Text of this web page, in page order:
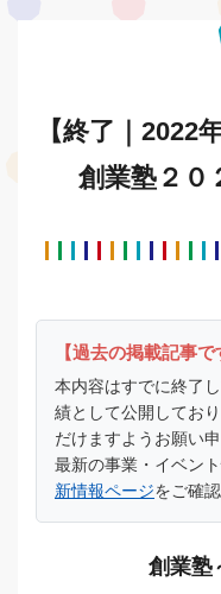
【終了｜2022
創業塾２０
【過去の掲載記事で
本内容はすでに終了
績として公開してお
だけますようお願い申
最新の事業・イベン
新情報ページをご確
創業塾